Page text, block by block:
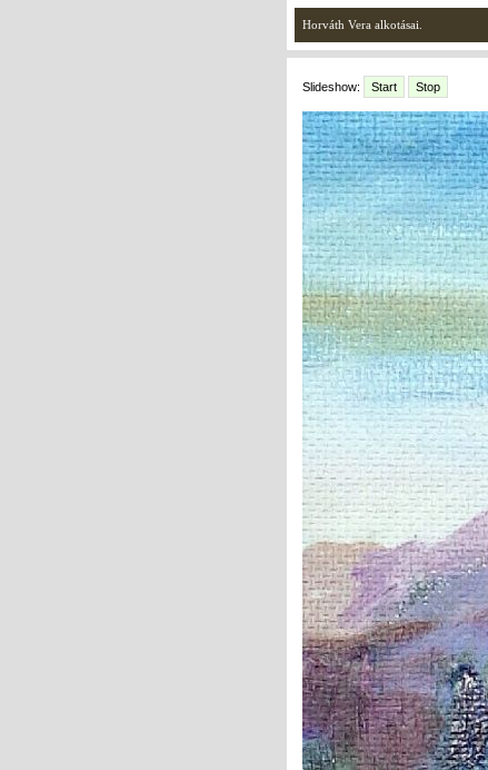
Horváth Vera alkotásai.
Slideshow: Start Stop